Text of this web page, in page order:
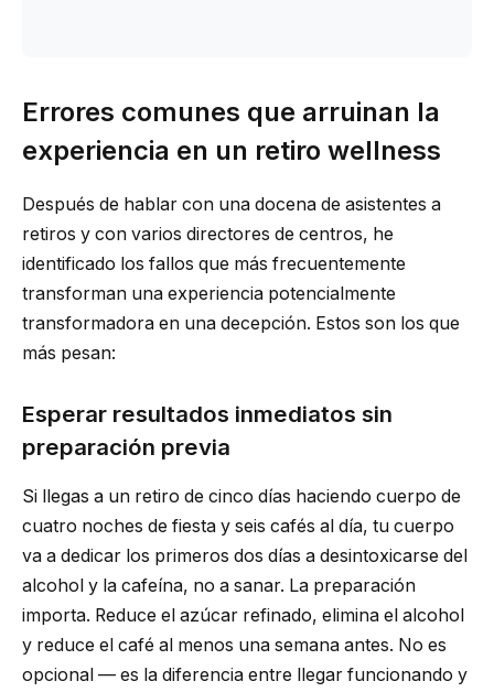
Errores comunes que arruinan la
experiencia en un retiro wellness
Después de hablar con una docena de asistentes a
retiros y con varios directores de centros, he
identificado los fallos que más frecuentemente
transforman una experiencia potencialmente
transformadora en una decepción. Estos son los que
más pesan:
Esperar resultados inmediatos sin
preparación previa
Si llegas a un retiro de cinco días haciendo cuerpo de
cuatro noches de fiesta y seis cafés al día, tu cuerpo
va a dedicar los primeros dos días a desintoxicarse del
alcohol y la cafeína, no a sanar. La preparación
importa. Reduce el azúcar refinado, elimina el alcohol
y reduce el café al menos una semana antes. No es
opcional — es la diferencia entre llegar funcionando y